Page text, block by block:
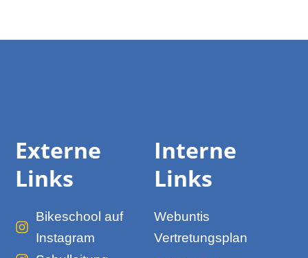
Interne
Links
Webuntis
Vertretungsplan
Externe
Links
Bikeschool auf
Instagram